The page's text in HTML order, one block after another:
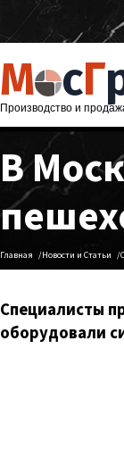
М сГ
Производство и
В
Главная Новости и Статьи
Специалисты
оборудовали